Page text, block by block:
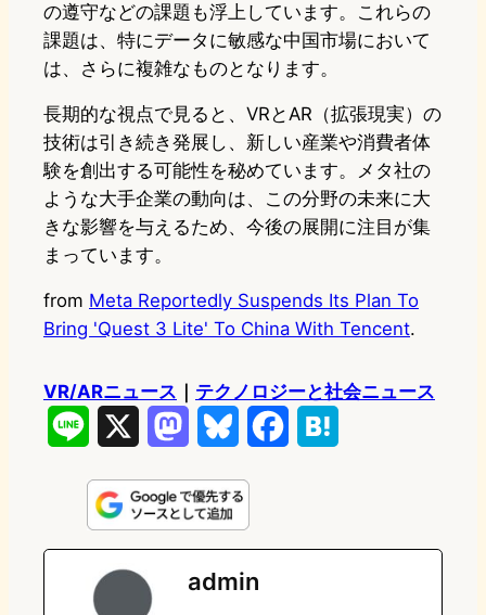
の遵守などの課題も浮上しています。これらの
課題は、特にデータに敏感な中国市場において
は、さらに複雑なものとなります。
長期的な視点で見ると、VRとAR（拡張現実）の
技術は引き続き発展し、新しい産業や消費者体
験を創出する可能性を秘めています。メタ社の
ような大手企業の動向は、この分野の未来に大
きな影響を与えるため、今後の展開に注目が集
まっています。
from Meta Reportedly Suspends Its Plan To
Bring 'Quest 3 Lite' To China With Tencent.
VR/ARニュース
テクノロジーと社会ニュース
n
e
s
t
o
u
e
s
e
e
admin